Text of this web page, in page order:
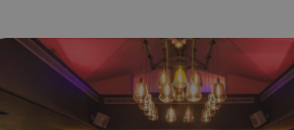
για ένα
μεταβλητών
είναι
ο